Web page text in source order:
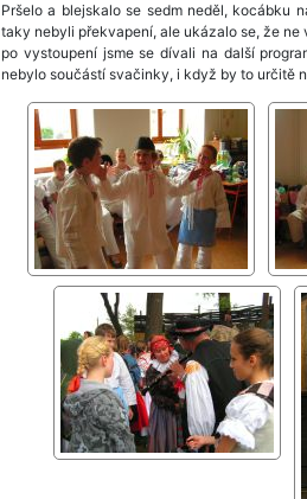
Pršelo a blejskalo se sedm neděl, kocábku
taky nebyli překvapení, ale ukázalo se, že
po vystoupení jsme se dívali na další
nebylo součástí svačinky, i když by to určitě